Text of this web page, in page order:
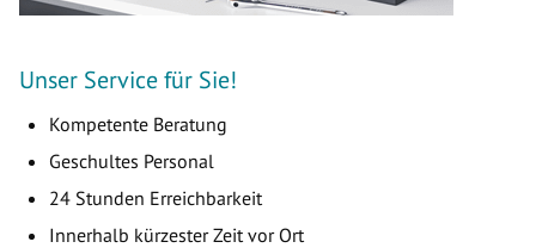
Unser Service für Sie!
Kompetente Beratung
Geschultes Personal
24 Stunden Erreichbarkeit
Innerhalb kürzester Zeit vor Ort